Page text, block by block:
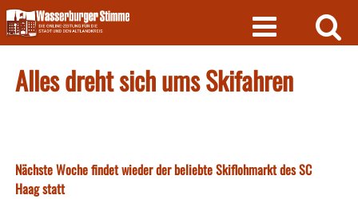
Skip
to
content
Alles dreht sich ums Skifahren
Nächste Woche findet wieder der beliebte Skiflohmarkt des SC
Haag statt